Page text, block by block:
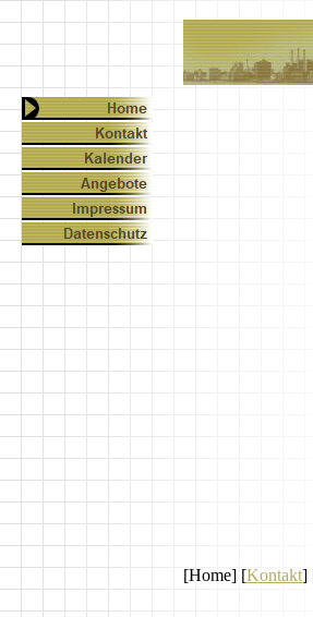
[Home] [Kontakt]